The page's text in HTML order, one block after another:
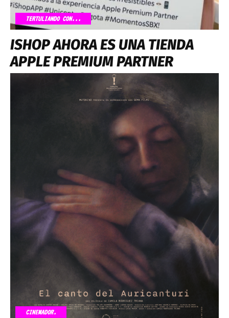
TERTULIANDO CON...
ISHOP AHORA ES UNA TIENDA
APPLE PREMIUM PARTNER
CINEMADOR.